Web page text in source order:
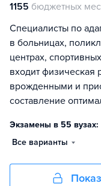
1155 бюджетных
Специалисты по
в больницах,
центрах,
входит физическая
врожденными и
составление
Экзамены в 55 вузах:
Все варианты